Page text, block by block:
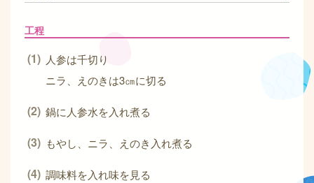
工程
人参は千切り
ニラ、えのきは3㎝に切る
鍋に人参水を入れ煮る
もやし、ニラ、えのき入れ煮る
調味料を入れ味を見る